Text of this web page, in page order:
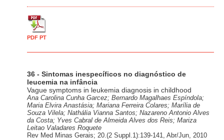
PDF PT
36 - Sintomas inespecíficos no diagnóstico de
leucemia na infância
Vague symptoms in leukemia diagnosis in childhood
Ana Carolina Cunha Garcez; Bernardo Magalhaes Espíndola;
Maria Elvira Anastásia; Mariana Ferreira Colares; Marília de
Souza Vilela; Nathália Vianna Santos; Nazareno Antonio Alves
da Costa; Yves Cabral de Almeida Alves dos Reis; Mariza
Leitao Valadares Roquete
Rev Med Minas Gerais; 20.(2 Suppl.1):139-141, Abr/Jun, 2010